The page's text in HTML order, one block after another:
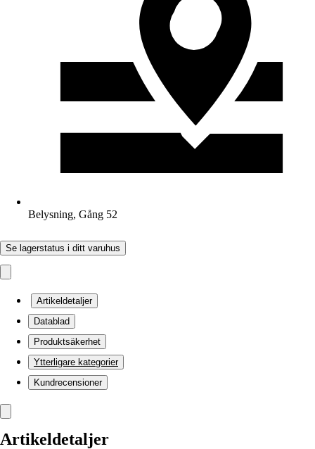
Belysning, Gång 52
Se lagerstatus i ditt varuhus
Artikeldetaljer
Datablad
Produktsäkerhet
Ytterligare kategorier
Kundrecensioner
Artikeldetaljer